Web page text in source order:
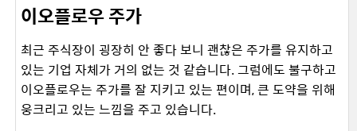
이오플로우 주가
최근 주식장이 굉장히 안 좋다 보니 괜찮은 주가를 유지하고
있는 기업 자체가 거의 없는 것 같습니다. 그럼에도 불구하고
이오플로우는 주가를 잘 지키고 있는 편이며, 큰 도약을 위해
웅크리고 있는 느낌을 주고 있습니다.